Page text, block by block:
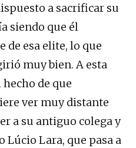
a sacrificar su
siendo que él
de esa elite, lo que
muy bien. A esta
de que
ver muy distante
a su antiguo colega y
Lúcio Lara, que pasa a